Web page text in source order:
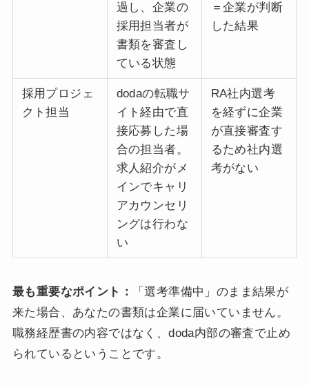
過し、企業の
採用担当者が
書類を審査し
ている状態
＝企業が判断
した結果
採用プロジェ
クト担当
dodaの転職サ
イト経由で直
接応募した場
合の担当者。
求人紹介がメ
インでキャリ
アカウンセリ
ングは行わな
い
RA社内選考
を経ずに企業
が直接審査す
るため社内選
考がない
最も重要なポイント：
「選考準備中」のまま結果が
来た場合、あなたの書類は企業に届いていません。
職務経歴書の内容ではなく、doda内部の審査で止め
られているということです。